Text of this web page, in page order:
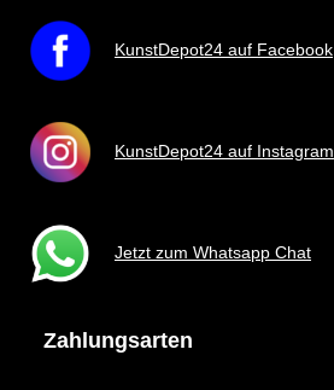
KunstDepot24 auf Facebook
KunstDepot24 auf Instagram
Jetzt zum Whatsapp Chat
Zahlungsarten